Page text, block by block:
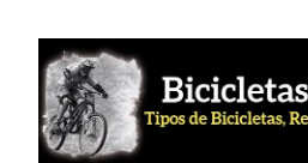
contenido